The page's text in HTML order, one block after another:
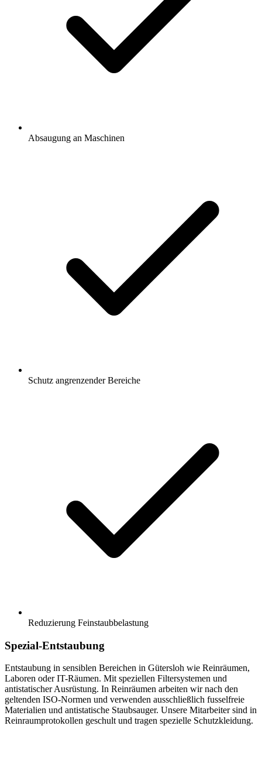
Absaugung an Maschinen
Schutz angrenzender Bereiche
Reduzierung Feinstaubbelastung
Spezial-Entstaubung
Entstaubung in sensiblen Bereichen in Gütersloh wie Reinräumen,
Laboren oder IT-Räumen. Mit speziellen Filtersystemen und
antistatischer Ausrüstung. In Reinräumen arbeiten wir nach den
geltenden ISO-Normen und verwenden ausschließlich fusselfreie
Materialien und antistatische Staubsauger. Unsere Mitarbeiter sind in
Reinraumprotokollen geschult und tragen spezielle Schutzkleidung.